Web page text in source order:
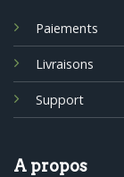
Paiements
Livraisons
Support
A propos